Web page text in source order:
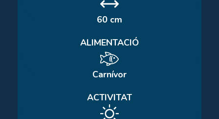
60 cm
ALIMENTACIÓ
Carnívor
ACTIVITAT